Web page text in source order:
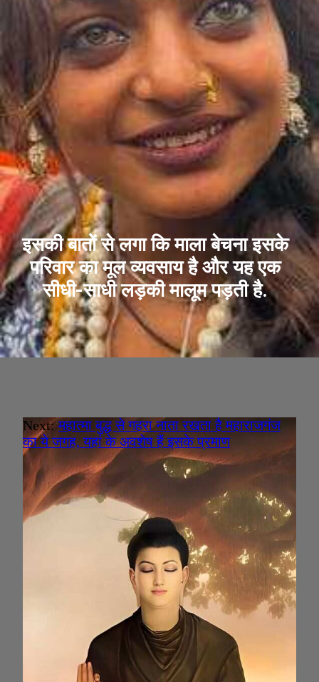
इसकी बातों से लगा कि माला बेचना इसके
परिवार का मूल व्यवसाय है और यह एक
सीधी-साधी लड़की मालूम पड़ती है.
Next:महात्मा बुद्ध से गहरा नाता रखता है महाराजगंज
का ये जगह, यहां के अवशेष हैं इसके प्रमाण